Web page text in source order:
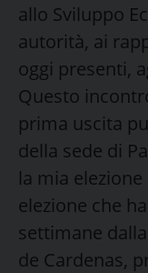
allo Sviluppo
autorità, ai
oggi presenti,
Questo
prima uscita
della sede di
la mia
elezione che
settimane
de Cardenas,